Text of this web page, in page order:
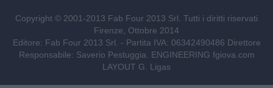
Copyright © 2001-2013 Fab Four 2013 Srl. Tutti i diritti riservati
Firenze, Ottobre 2014
Editore: Fab Four 2013 Srl. - Partita IVA: 06342490486 Direttore
Responsabile: Saverio Pestuggia. ENGINEERING fgiova.com
LAYOUT G. Ligas